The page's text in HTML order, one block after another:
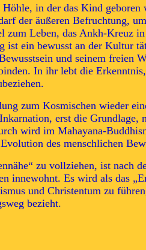
in der das Kind
der äußeren Befruchtung,
Leben, das Ankh-Kreuz
ist ein bewusst an der Kultur
und seinem freien
In ihr lebt die
zum Kosmischen wieder
erst die
wird im Mahayana-
des menschlichen
zu vollziehen, ist nach
innewohnt. Es wird als das
und Christentum zu
bezieht.